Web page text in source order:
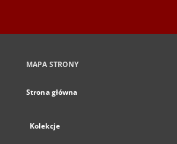
MAPA STRONY
Strona główna
Kolekcje